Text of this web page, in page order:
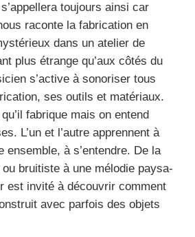
tou­jours ain­si car
raconte la fabri­ca­tion en
dans un ate­lier de
plus étrange qu’aux côtés du
s’ac­tive à sono­ri­ser tous
ses outils et maté­riaux.
fabrique mais on entend
L’un et l’autre apprennent à
ensemble, à s’en­tendre. De la
brui­tiste à une mélo­die pay­sa­
est invi­té à décou­vrir com­ment
avec par­fois des objets